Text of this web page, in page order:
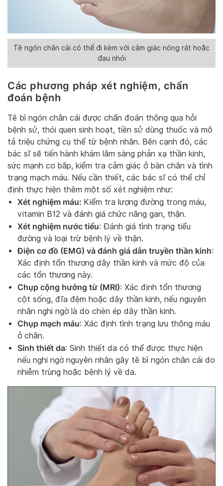
Tê ngón chân cái có thể đi kèm với cảm giác nóng rát hoặc
đau nhói
Các phương pháp xét nghiệm, chẩn
đoán bệnh
Tê bì ngón chân cái được chẩn đoán thông qua hỏi
bệnh sử, thói quen sinh hoạt, tiền sử dùng thuốc và mô
tả triệu chứng cụ thể từ bệnh nhân. Bên cạnh đó, các
bác sĩ sẽ tiến hành khám lâm sàng phản xạ thần kinh,
sức mạnh cơ bắp, kiểm tra cảm giác ở bàn chân và tình
trạng mạch máu. Nếu cần thiết, các bác sĩ có thể chỉ
định thực hiện thêm một số xét nghiệm như:
Xét nghiệm máu: Kiểm tra lượng đường trong máu,
vitamin B12 và đánh giá chức năng gan, thận.
Xét nghiệm nước tiểu: Đánh giá tình trạng tiểu
đường và loại trừ bệnh lý về thận.
Điện cơ đồ (EMG) và đánh giá dẫn truyền thần kinh:
Xác định tổn thương dây thần kinh và mức độ của
các tổn thương này.
Chụp cộng hưởng từ (MRI): Xác định tổn thương
cột sống, đĩa đệm hoặc dây thần kinh, nếu nguyên
nhân nghi ngờ là do chèn ép dây thần kinh.
Chụp mạch máu: Xác định tình trạng lưu thông máu
ở chân.
Sinh thiết da: Sinh thiết da có thể được thực hiện
nếu nghi ngờ nguyên nhân gây tê bì ngón chân cái do
nhiễm trùng hoặc bệnh lý về da.